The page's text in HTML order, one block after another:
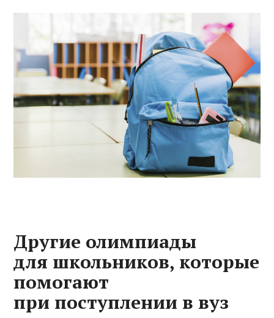
Другие олимпиады
для школьников, которые
помогают
при поступлении в вуз